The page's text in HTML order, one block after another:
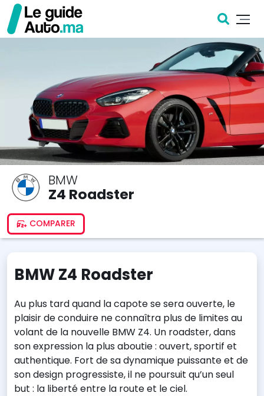
BMW
Z4 Roadster
COMPARER
BMW Z4 Roadster
Au plus tard quand la capote se sera ouverte, le
plaisir de conduire ne connaîtra plus de limites au
volant de la nouvelle BMW Z4. Un roadster, dans
son expression la plus aboutie : ouvert, sportif et
authentique. Fort de sa dynamique puissante et de
son design progressiste, il ne poursuit qu’un seul
but : la liberté entre la route et le ciel.